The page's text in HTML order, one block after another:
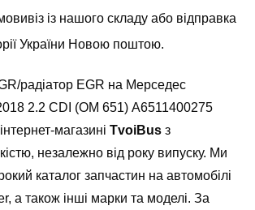
із нашого складу або відправка
України Новою поштою.
радіатор EGR на Мерседес
2.2 CDI (OM 651) А6511400275
магазині TvoiBus з
незалежно від року випуску. Ми
каталог запчастин на автомобілі
а також інші марки та моделі. За